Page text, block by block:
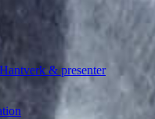
Hantverk & presenter